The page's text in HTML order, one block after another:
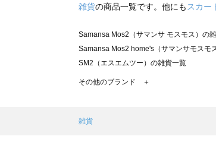
雑貨の商品一覧です。他にも スカー
Samansa Mos2（サマンサ モスモス）の
Samansa Mos2 home's（サマンサモスモ
SM2（エスエムツー）の雑貨一覧
TSUHARU by Samansa Mos2（ツハルバ
Samansa Mos2 Lagom（サマンサモスモ
その他のブランド ＋
雑貨